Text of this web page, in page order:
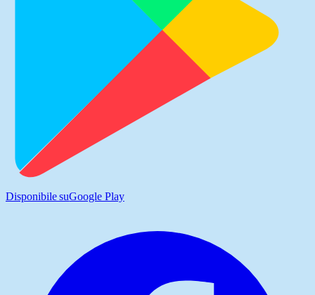
Disponibile suGoogle Play